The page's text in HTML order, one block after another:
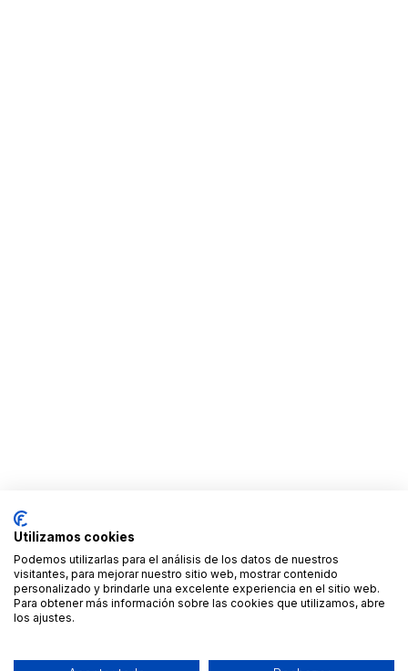
Utilizamos cookies
Podemos utilizarlas para el análisis de los datos de nuestros
visitantes, para mejorar nuestro sitio web, mostrar contenido
personalizado y brindarle una excelente experiencia en el sitio web.
Para obtener más información sobre las cookies que utilizamos, abre
los ajustes.